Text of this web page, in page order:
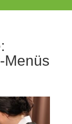
Menüs